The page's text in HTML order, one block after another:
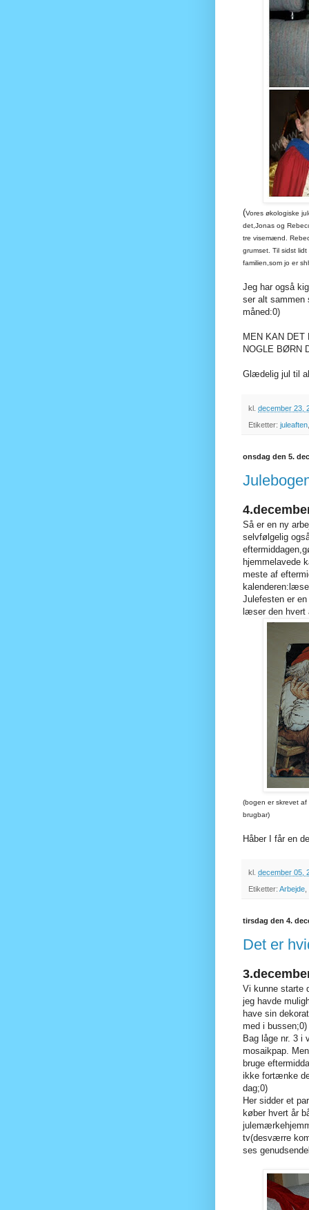
(Vores økologiske
det,Jonas og
tre visemænd.
grumset. Til sidst
familien,som jo er
Jeg har også
ser alt sammen
måned:0)
MEN KAN DET
NOGLE BØRN
Glædelig jul til
kl. december 23,
Etiketter: juleaften
onsdag den 5.
Så er en ny
selvfølgelig
hjemmelavede
meste af
Julefesten er
læser den hvert
(bogen er skrevet
brugbar)
Håber I får en
kl. december 05,
Etiketter: Arbejde
tirsdag den 4.
Det er
Vi kunne starte
jeg havde
have sin
med i bussen;0)
Bag låge nr. 3 i
mosaikpap.
bruge
ikke fortænke
dag;0)
Her sidder et
køber hvert år
tv(desværre
ses